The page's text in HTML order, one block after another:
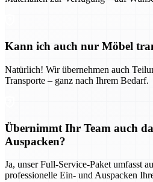
Kann ich auch nur Möbel
Natürlich! Wir übernehmen auch
Transporte – ganz nach Ihrem Bedarf.
Übernimmt Ihr Team auch
Auspacken?
Ja, unser Full-Service-Paket umfasst
professionelle Ein- und Auspacken